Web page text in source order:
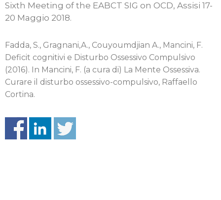
Sixth Meeting of the EABCT SIG on OCD, Assisi 17-
20 Maggio 2018.
Fadda, S., Gragnani,A., Couyoumdjian A., Mancini, F.
Deficit cognitivi e Disturbo Ossessivo Compulsivo
(2016). In Mancini, F. (a cura di) La Mente Ossessiva.
Curare il disturbo ossessivo-compulsivo, Raffaello
Cortina.